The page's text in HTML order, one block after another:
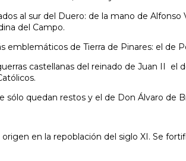
al sur del Duero: de la mano de Alfonso
del Campo.
emblemáticos de Tierra de Pinares: el de
castellanas del reinado de Juan II el
quedan restos y el de Don Álvaro de
origen en la repoblación del siglo XI. Se